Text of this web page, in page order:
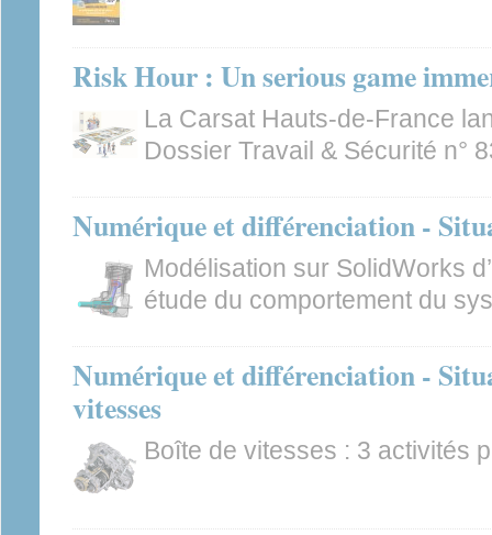
Risk Hour : Un serious game
La Carsat Hauts-de-France
Dossier Travail & Sécurité n°
Numérique et différenciation -
Modélisation sur SolidWorks
étude du comportement du
Numérique et différenciation -
vitesses
Boîte de vitesses : 3 activités